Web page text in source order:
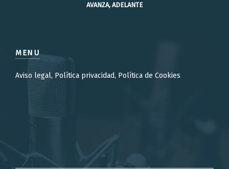
AVANZA, ADELANTE
MENU
Aviso legal, Política privacidad, Política de Cookies